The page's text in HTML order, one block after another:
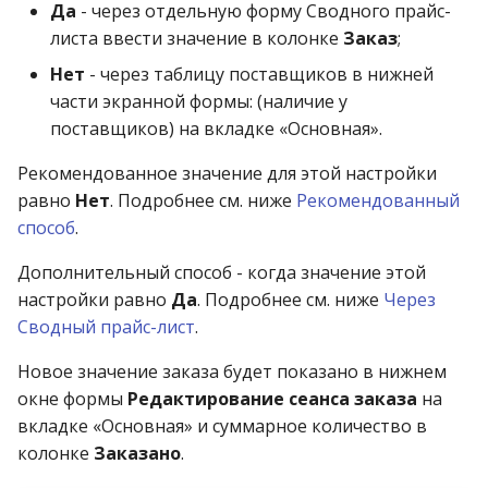
2023)
Реестр документов
Реестр документов
розничного склада
поставщика
Справка о
ТО
товара (Генератор)
Формы 7-МЗ, 11-МЗ
операции»
Модуль «Торговые
технологии»
Работа с остатками
Работа со сроками
годности
Работа с фасовкой
товара
Услуги
Учет кассовых операций
Экспорт-импорт
данных
Да - через отдельную форму Сводного прайс-
листа ввести значение в колонке Заказ;
Нет - через таблицу поставщиков в нижней
части экранной формы: (наличие у
поставщиков) на вкладке «Основная».
Рекомендованное значение для этой настройки
равно Нет. Подробнее см. ниже Рекомендованный
способ.
Дополнительный способ - когда значение этой
настройки равно Да. Подробнее см. ниже Через
Сводный прайс-лист.
Новое значение заказа будет показано в нижнем
окне формы Редактирование сеанса заказа на
вкладке «Основная» и суммарное количество в
колонке Заказано.